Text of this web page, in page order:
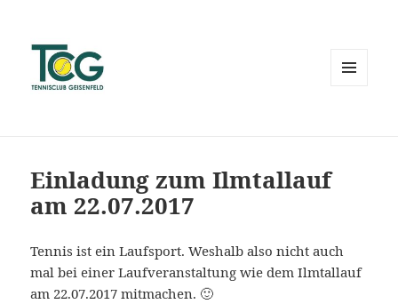
Einladung zum Ilmtallauf
am 22.07.2017
Tennis ist ein Laufsport. Weshalb also nicht auch
mal bei einer Laufveranstaltung wie dem Ilmtallauf
am 22.07.2017 mitmachen. 🙂